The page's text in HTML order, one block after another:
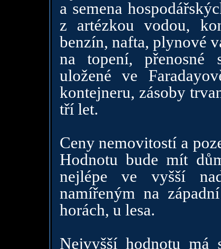
a semena
z artézkou vodou,
benzín, nafta, plynové
na topení, přenosné
uložené ve
kontejneru, zásoby
tří let.
Ceny nemovitostí a
Hodnotu bude mít
nejlépe ve vyšší
namířeným na
horách, u lesa.
Nejvyšší hodnotu má